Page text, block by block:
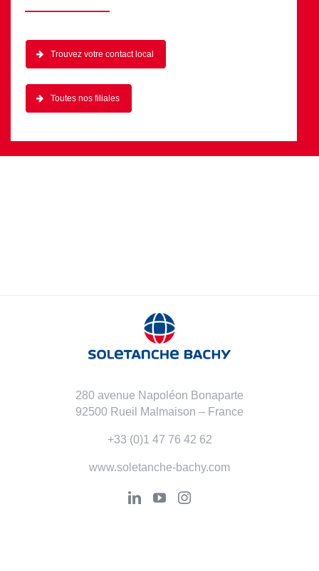
Trouvez votre contact local
Toutes nos filiales
280 avenue Napoléon Bonaparte
92500 Rueil Malmaison – France
+33 (0)1 47 76 42 62
www.soletanche-bachy.com